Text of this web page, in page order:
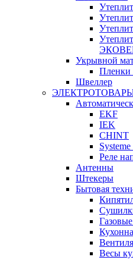
Укрывной
Пленки
Швеллер
EKF
IEK
CHINT
Реле
Антенны
Штекеры
Бытовая
Весы